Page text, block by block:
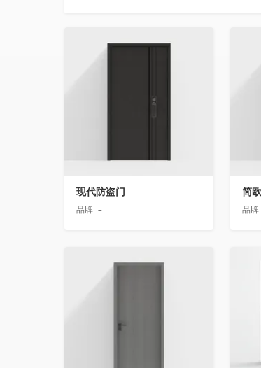
收藏
现代防盗门
品牌: - 品牌:
收藏